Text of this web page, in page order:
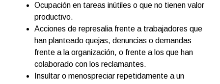
Ocupación en tareas inútiles o que no tienen valor
productivo.
Acciones de represalia frente a trabajadores que
han planteado quejas, denuncias o demandas
frente a la organización, o frente a los que han
colaborado con los reclamantes.
Insultar o menospreciar repetidamente a un